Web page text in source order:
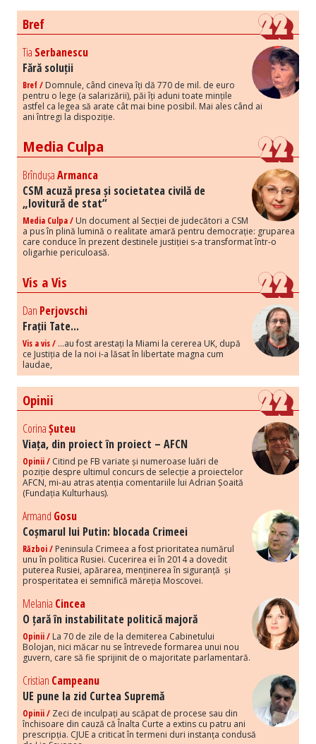
Bref
Tia Serbanescu
Fără soluții
Bref / Domnule, când cineva îți dă 770 de mil. de euro
pentru o lege (a salarizării), păi îți aduni toate mințile
astfel ca legea să arate cât mai bine posibil. Mai ales când ai
ani întregi la dispoziție.
Media Culpa
BrîndușaArmanca
CSM acuză presa și societatea civilă de
„lovitură de stat”
Media Culpa / Un document al Secției de judecători a CSM
a pus în plină lumină o realitate amară pentru democrație: gruparea
care conduce în prezent destinele justiției s-a transformat într-o
oligarhie periculoasă.
Vis a Vis
Dan Perjovschi
Frații Tate...
Vis a vis / ...au fost arestați la Miami la cererea UK, după
ce Justiția de la noi i-a lăsat în libertate magna cum
laudae,
Opinii
CorinaȘuteu
Viața, din proiect în proiect – AFCN
Opinii / Citind pe FB variate și numeroase luări de
poziție despre ultimul concurs de selecție a proiectelor
AFCN, mi-au atras atenția comentariile lui Adrian Șoaită
(Fundația Kulturhaus).
Armand Gosu
Coșmarul lui Putin: blocada Crimeei
Război / Peninsula Crimeea a fost prioritatea numărul
unu în politica Rusiei. Cucerirea ei în 2014 a dovedit
puterea Rusiei, apărarea, menținerea în siguranță și
prosperitatea ei semnifică măreția Moscovei.
Melania Cincea
O țară în instabilitate politică majoră
Opinii / La 70 de zile de la demiterea Cabinetului
Bolojan, nici măcar nu se întrevede formarea unui nou
guvern, care să fie sprijinit de o majoritate parlamentară.
Cristian Campeanu
UE pune la zid Curtea Supremă
Opinii / Zeci de inculpați au scăpat de procese sau din
închisoare din cauză că Înalta Curte a extins cu patru ani
prescripția. CJUE a criticat în termeni duri instanța condusă